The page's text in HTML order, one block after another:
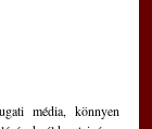
média, könnyen